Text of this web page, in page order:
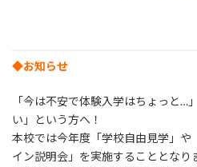
◆お知らせ
「今は不安で体験入学はちょっと…
い」という方へ！
本校では今年度「学校自由見学」や
イン説明会」を実施することとなり